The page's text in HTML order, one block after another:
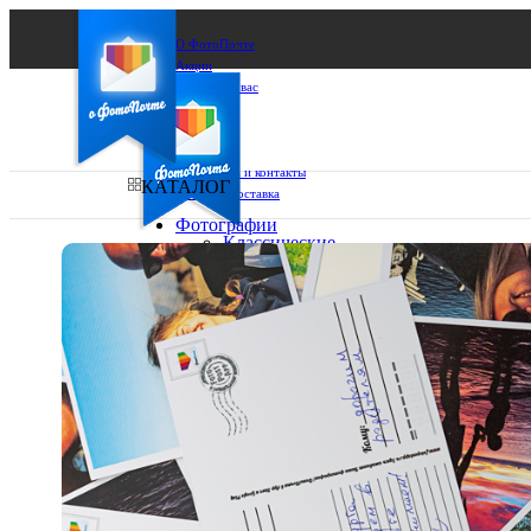
О ФотоПочте
Акции
Сделаем за вас
Бизнесу
FAQ
Франшиза
Поддержка и контакты
Оплата и доставка
Ваш город:
Ваш регион доставки
Выберите из списка:
КАТАЛОГ
Фотографии
Классические
фото
10х10
10х15
Фото